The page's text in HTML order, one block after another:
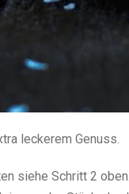
leckerem Genuss.
siehe Schritt 2